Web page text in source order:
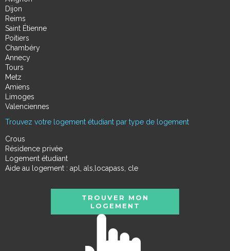
Dijon
Reims
Saint Étienne
Poitiers
Chambéry
Annecy
Tours
Metz
Amiens
Limoges
Valenciennes
Trouvez votre logement étudiant par type de logement
Crous
Résidence privée
Logement étudiant
Aide au logement : apl, als,locapass, cle
TROUVER MON
LOGEMENT